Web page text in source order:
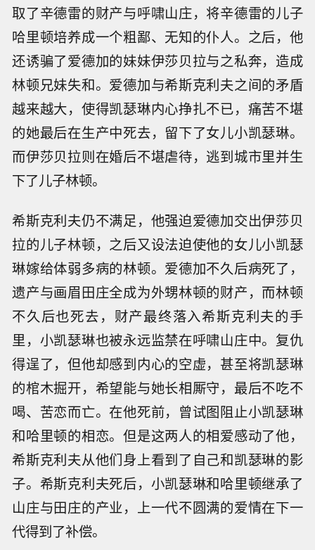
取了辛德雷的财产与呼啸山庄，将辛德雷的儿子
哈里顿培养成一个粗鄙、无知的仆人。之后，他
还诱骗了爱德加的妹妹伊莎贝拉与之私奔，造成
林顿兄妹失和。爱德加与希斯克利夫之间的矛盾
越来越大，使得凯瑟琳内心挣扎不已，痛苦不堪
的她最后在生产中死去，留下了女儿小凯瑟琳。
而伊莎贝拉则在婚后不堪虐待，逃到城市里并生
下了儿子林顿。
希斯克利夫仍不满足，他强迫爱德加交出伊莎贝
拉的儿子林顿，之后又设法迫使他的女儿小凯瑟
琳嫁给体弱多病的林顿。爱德加不久后病死了，
遗产与画眉田庄全成为外甥林顿的财产，而林顿
不久后也死去，财产最终落入希斯克利夫的手
里，小凯瑟琳也被永远监禁在呼啸山庄中。复仇
得逞了，但他却感到内心的空虚，甚至将凯瑟琳
的棺木掘开，希望能与她长相厮守，最后不吃不
喝、苦恋而亡。在他死前，曾试图阻止小凯瑟琳
和哈里顿的相恋。但是这两人的相爱感动了他，
希斯克利夫从他们身上看到了自己和凯瑟琳的影
子。希斯克利夫死后，小凯瑟琳和哈里顿继承了
山庄与田庄的产业，上一代不圆满的爱情在下一
代得到了补偿。